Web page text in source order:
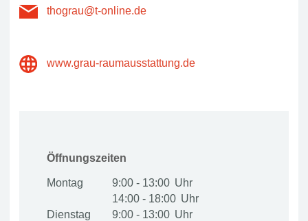
thograu@t-online.de
www.grau-raumausstattung.de
Öffnungszeiten
Montag
9:00 - 13:00
14:00 - 18:00
Dienstag
9:00 - 13:00